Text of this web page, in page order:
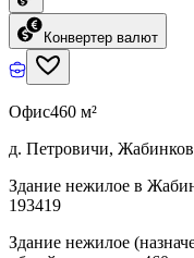
Конвертер валют
Офис460 м²
д. Петровичи,
Здание нежилое в
193419
Здание нежилое